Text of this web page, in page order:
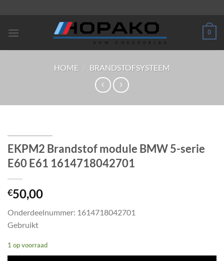
inhoud
0
HOME / BRANDSTOFSYSTEEM
EKPM2 Brandstof module BMW 5-serie
E60 E61 1614718042701
€50,00
Onderdeelnummer: 1614718042701
Gebruikt
1 op voorraad